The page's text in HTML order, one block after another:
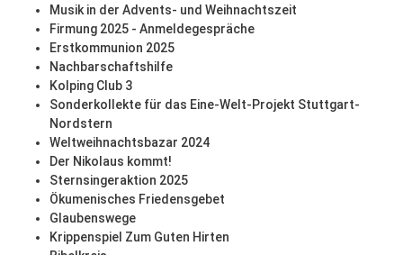
Musik in der Advents- und Weihnachtszeit
Firmung 2025 - Anmeldegespräche
Erstkommunion 2025
Nachbarschaftshilfe
Kolping Club 3
Sonderkollekte für das Eine-Welt-Projekt Stuttgart-
Nordstern
Weltweihnachtsbazar 2024
Der Nikolaus kommt!
Sternsingeraktion 2025
Ökumenisches Friedensgebet
Glaubenswege
Krippenspiel Zum Guten Hirten